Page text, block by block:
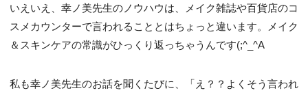
いえいえ、幸ノ美先生のノウハウは、メイク雑誌や百貨店のコ
スメカウンターで言われることとはちょっと違います。メイク
＆スキンケアの常識がひっくり返っちゃうんです(;^_^A
私も幸ノ美先生のお話を聞くたびに、「え？？よくそう言われ